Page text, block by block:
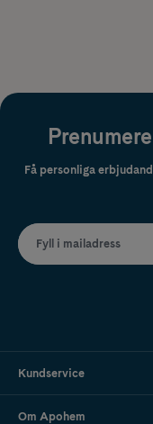
Få personliga
Fyll i mailadress
Kundservice
Om Apohem